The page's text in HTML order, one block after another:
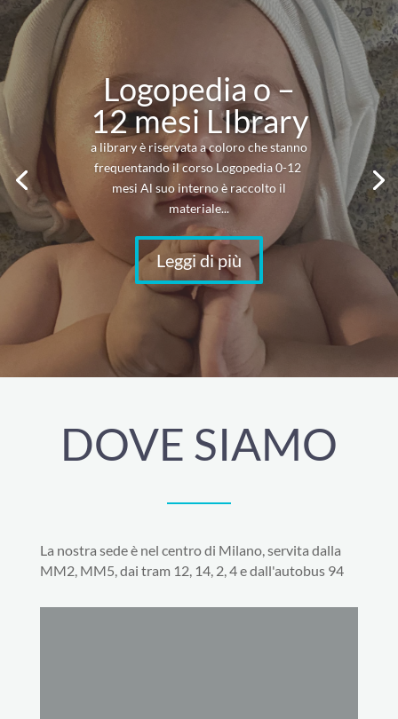
Logopedia o –
12 mesi LIbrary
a library è riservata a coloro che stanno
frequentando il corso Logopedia 0-12
mesi Al suo interno è raccolto il
materiale...
Leggi di più
DOVE SIAMO
La nostra sede è nel centro di Milano, servita dalla
MM2, MM5, dai tram 12, 14, 2, 4 e dall'autobus 94